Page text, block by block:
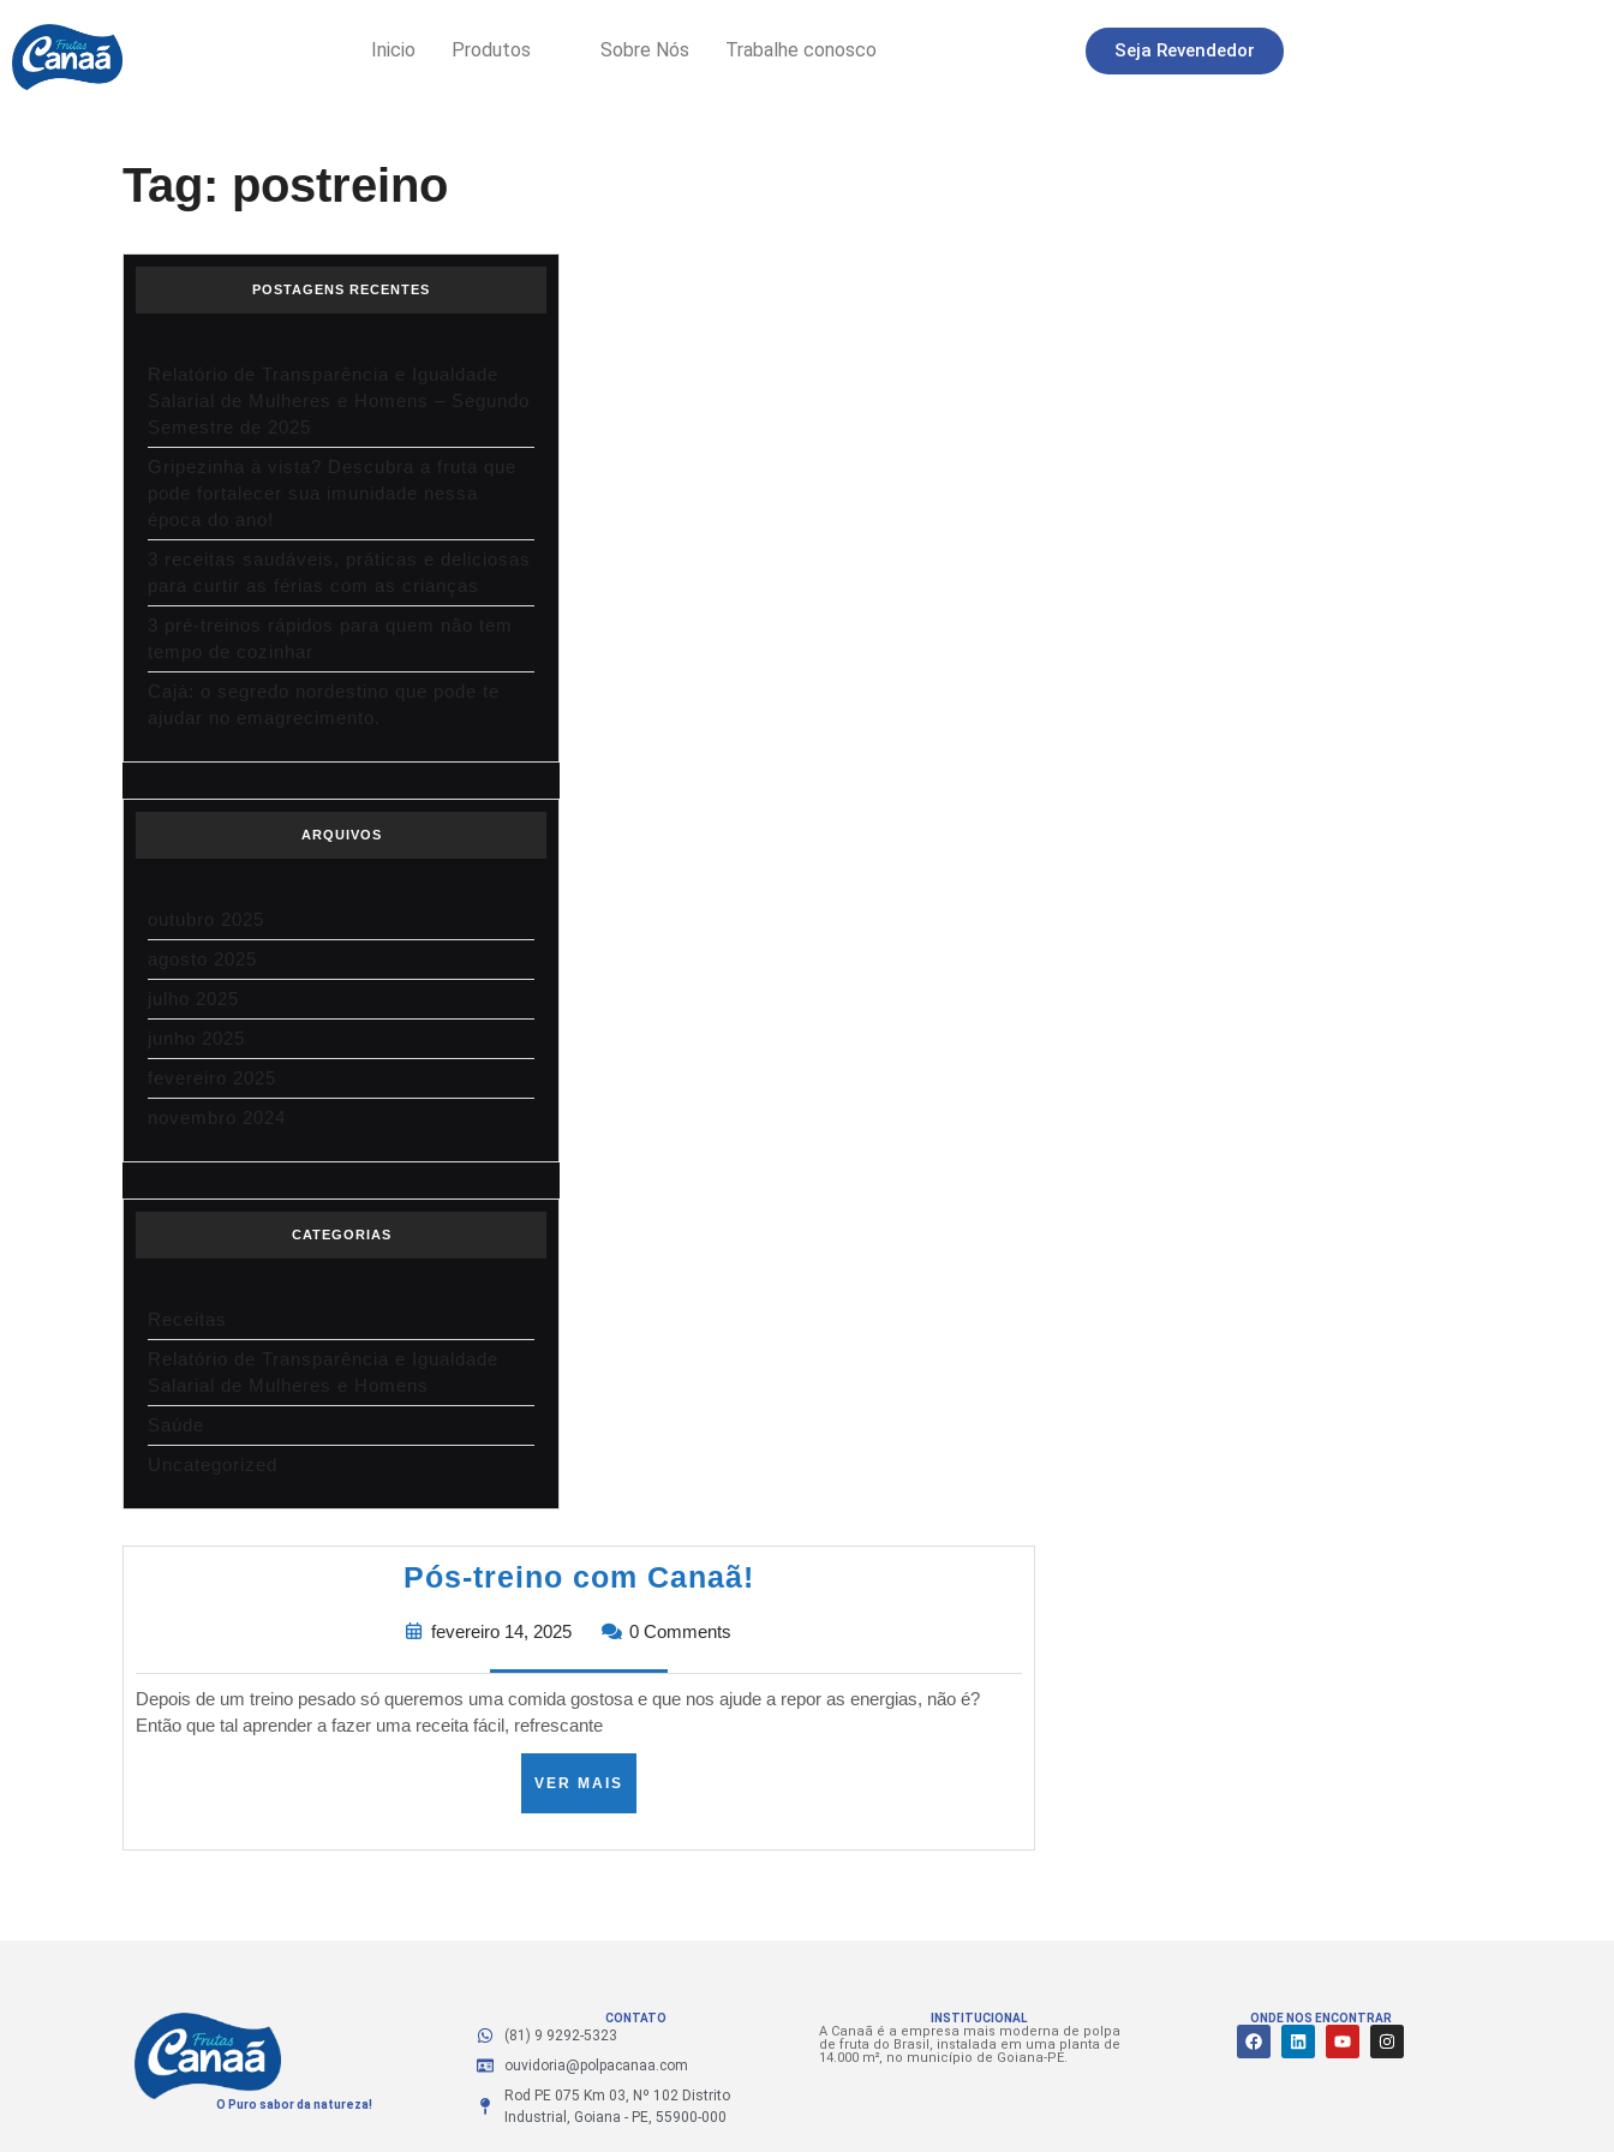
Inicio Produtos Sobre Nós Trabalhe conosco Seja Revendedor
Tag: postreino
POSTAGENS RECENTES
Relatório de Transparência e Igualdade
Salarial de Mulheres e Homens – Segundo
Semestre de 2025
Gripezinha à vista? Descubra a fruta que
pode fortalecer sua imunidade nessa
época do ano!
3 receitas saudáveis, práticas e deliciosas
para curtir as férias com as crianças
3 pré-treinos rápidos para quem não tem
tempo de cozinhar
Cajá: o segredo nordestino que pode te
ajudar no emagrecimento.
ARQUIVOS
outubro 2025
agosto 2025
julho 2025
junho 2025
fevereiro 2025
novembro 2024
CATEGORIAS
Receitas
Relatório de Transparência e Igualdade
Salarial de Mulheres e Homens
Saúde
Uncategorized
Pós-treino com Canaã!
fevereiro 14, 2025 0 Comments
Depois de um treino pesado só queremos uma comida gostosa e que nos ajude a repor as energias, não é?
Então que tal aprender a fazer uma receita fácil, refrescante
VER MAIS
O Puro sabor da natureza!
CONTATO
(81) 9 9292-5323
ouvidoria@polpacanaa.com
Rod PE 075 Km 03, Nº 102 Distrito
Industrial, Goiana - PE, 55900-000
INSTITUCIONAL
A Canaã é a empresa mais moderna de polpa
de fruta do Brasil, instalada em uma planta de
14.000 m², no município de Goiana-PE.
ONDE NOS ENCONTRAR